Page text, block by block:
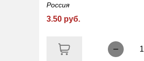
Россия
3.50 руб.
1